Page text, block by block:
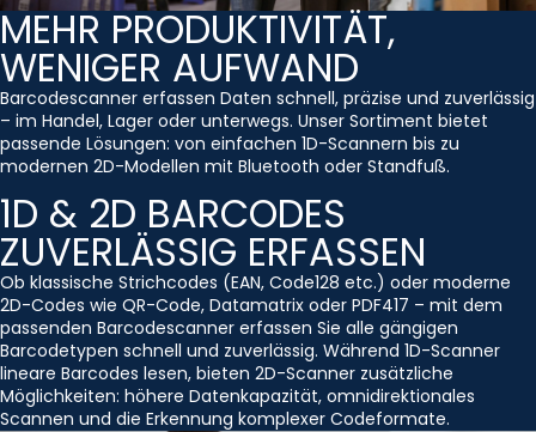
MEHR PRODUKTIVITÄT,
WENIGER AUFWAND
Barcodescanner erfassen Daten schnell, präzise und zuverlässig
– im Handel, Lager oder unterwegs. Unser Sortiment bietet
passende Lösungen: von einfachen 1D-Scannern bis zu
modernen 2D-Modellen mit Bluetooth oder Standfuß.
1D & 2D BARCODES
ZUVERLÄSSIG ERFASSEN
Ob klassische Strichcodes (EAN, Code128 etc.) oder moderne
2D-Codes wie QR-Code, Datamatrix oder PDF417 – mit dem
passenden Barcodescanner erfassen Sie alle gängigen
Barcodetypen schnell und zuverlässig. Während 1D-Scanner
lineare Barcodes lesen, bieten 2D-Scanner zusätzliche
Möglichkeiten: höhere Datenkapazität, omnidirektionales
Scannen und die Erkennung komplexer Codeformate.